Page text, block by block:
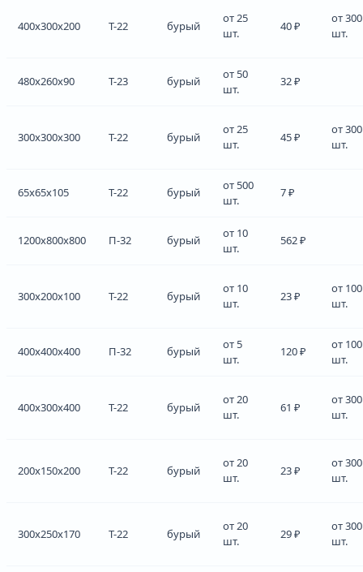
400x300x200 Т-22 бурый
от 25
шт.
40 ₽
от 300
шт.
480x260x90 Т-23 бурый
от 50
шт.
32 ₽
300x300x300 Т-22 бурый
от 25
шт.
45 ₽
от 300
шт.
65x65x105 Т-22 бурый
от 500
шт.
7 ₽
1200x800x800 П-32 бурый
от 10
шт.
562 ₽
300x200x100 Т-22 бурый
от 10
шт.
23 ₽
от 100
шт.
400x400x400 П-32 бурый
от 5
шт.
120 ₽
от 100
шт.
400x300x400 Т-22 бурый
от 20
шт.
61 ₽
от 300
шт.
200x150x200 Т-22 бурый
от 20
шт.
23 ₽
от 300
шт.
300x250x170 Т-22 бурый
от 20
шт.
29 ₽
от 300
шт.